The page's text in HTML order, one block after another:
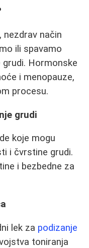
nezdrav način
ili spavamo
Hormonske
i menopauze,
procesu.
grudi
koje mogu
i čvrstine grudi.
i bezbedne za
lek za podizanje
toniranja